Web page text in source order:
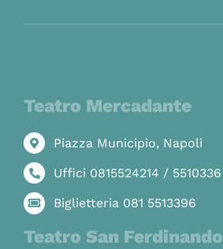
Teatro Mercadante
Piazza Municipio, Napoli
Uffici 0815524214 / 5510336
Biglietteria 081 5513396
Teatro San Ferdinando